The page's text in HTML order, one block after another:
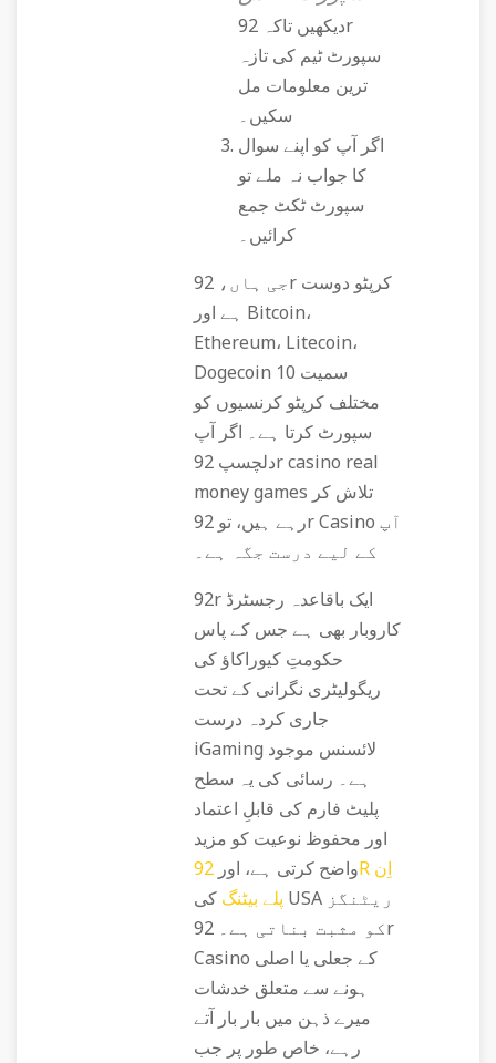
دیکھیں تاکہ 92r
سپورٹ ٹیم کی تازہ
ترین معلومات مل
سکیں۔
اگر آپ کو اپنے سوال
کا جواب نہ ملے تو
سپورٹ ٹکٹ جمع
کرائیں۔
جی ہاں، 92r کرپٹو دوست
ہے اور Bitcoin،
Ethereum، Litecoin،
Dogecoin سمیت 10
مختلف کرپٹو کرنسیوں کو
سپورٹ کرتا ہے۔ اگر آپ
دلچسپ 92r casino real
money games تلاش کر
رہے ہیں، تو 92r Casino آپ
کے لیے درست جگہ ہے۔
92r ایک باقاعدہ رجسٹرڈ
کاروبار بھی ہے جس کے پاس
حکومتِ کیوراکاؤ کی
ریگولیٹری نگرانی کے تحت
جاری کردہ درست
iGaming لائسنس موجود
ہے۔ رسائی کی یہ سطح
پلیٹ فارم کی قابلِ اعتماد
اور محفوظ نوعیت کو مزید
واضح کرتی ہے، اور 92R اِن
پلے بیٹنگ کی USA ریٹنگز
کو مثبت بناتی ہے۔ 92r
Casino کے جعلی یا اصلی
ہونے سے متعلق خدشات
میرے ذہن میں بار بار آتے
رہے، خاص طور پر جب